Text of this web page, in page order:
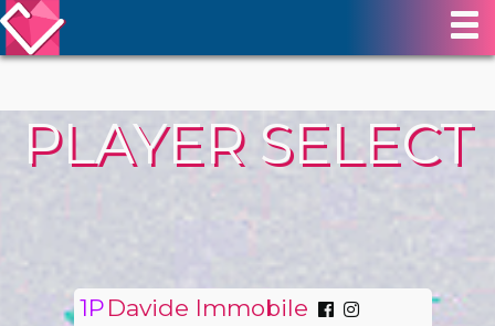
PLAYER SELECT
Davide Immobile